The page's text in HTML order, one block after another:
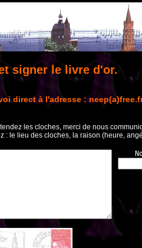
signer le livre d'or.
direct à l'adresse :
les cloches, merci de nous
le lieu des cloches, la raison (heure,